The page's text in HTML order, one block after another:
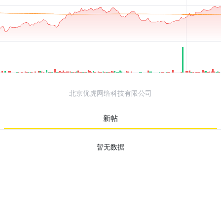
北京优虎网络科技有限公司
新帖
暂无数据